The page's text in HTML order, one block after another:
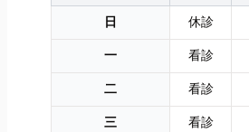
日
休診
一
看診
二
看診
三
看診